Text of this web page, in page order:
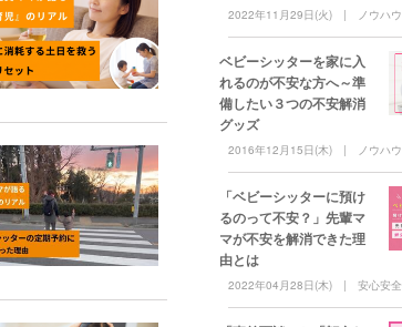
2022年11月29日(火) ノウハウ
ベビーシッターを家に入
れるのが不安な方へ～準
備したい３つの不安解消
グッズ
2016年12月15日(木) ノウハウ
「ベビーシッターに預け
るのって不安？」先輩マ
マが不安を解消できた理
由とは
2022年04月28日(木) 安心安全